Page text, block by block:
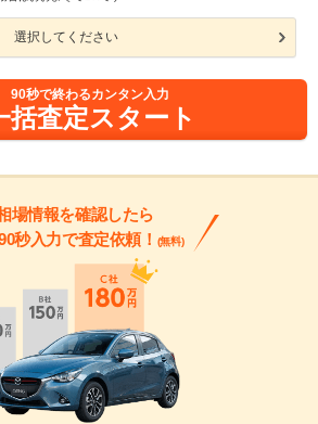
選択してください
90秒で終わるカンタン入力
括査定スタート
場情報を確認したら
秒入力で査定依頼！ (無料)